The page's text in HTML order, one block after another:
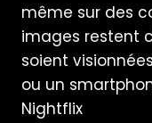
même sur des
images restent
soient
ou un
Nightflix